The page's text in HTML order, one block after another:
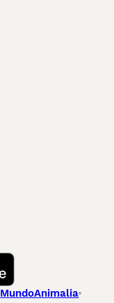
MundoAnimalia